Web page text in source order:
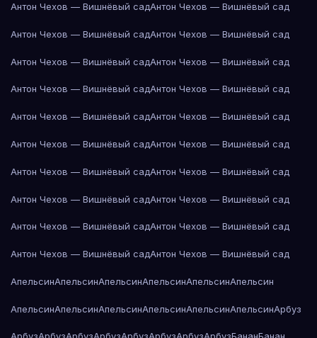
Антон Чехов — Вишнёвый садАнтон Чехов — Вишнёвый сад
Антон Чехов — Вишнёвый садАнтон Чехов — Вишнёвый сад
Антон Чехов — Вишнёвый садАнтон Чехов — Вишнёвый сад
Антон Чехов — Вишнёвый садАнтон Чехов — Вишнёвый сад
Антон Чехов — Вишнёвый садАнтон Чехов — Вишнёвый сад
Антон Чехов — Вишнёвый садАнтон Чехов — Вишнёвый сад
Антон Чехов — Вишнёвый садАнтон Чехов — Вишнёвый сад
Антон Чехов — Вишнёвый садАнтон Чехов — Вишнёвый сад
Антон Чехов — Вишнёвый садАнтон Чехов — Вишнёвый сад
Антон Чехов — Вишнёвый садАнтон Чехов — Вишнёвый сад
АпельсинАпельсинАпельсинАпельсинАпельсинАпельсин
АпельсинАпельсинАпельсинАпельсинАпельсинАпельсинАрбуз